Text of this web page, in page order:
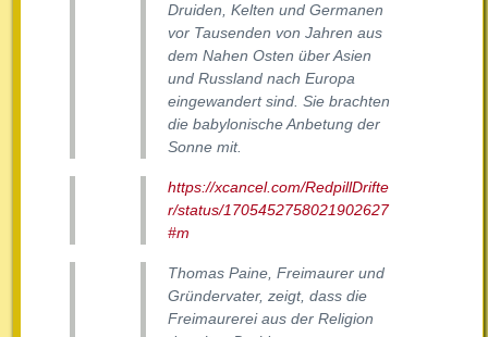
Druiden, Kelten und Germanen
vor Tausenden von Jahren aus
dem Nahen Osten über Asien
und Russland nach Europa
eingewandert sind. Sie brachten
die babylonische Anbetung der
Sonne mit.
https://xcancel.com/RedpillDrifte
r/status/1705452758021902627
#m
Thomas Paine, Freimaurer und
Gründervater, zeigt, dass die
Freimaurerei aus der Religion